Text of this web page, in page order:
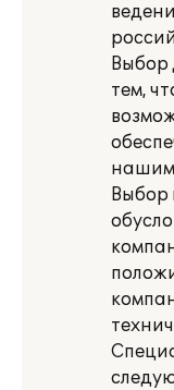
Выбор
тем,
нашим
Выбор